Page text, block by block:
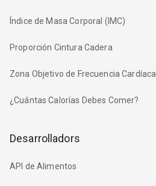
Índice de Masa Corporal (IMC)
Proporción Cintura Cadera
Zona Objetivo de Frecuencia Cardíaca
¿Cuántas Calorías Debes Comer?
Desarrolladors
API de Alimentos